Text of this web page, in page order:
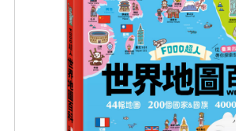
HOT
批發會員大招募，輕鬆實現財富自由!
老師您好!!幼教會員火熱招募中~
海外購物免煩惱！點我查看『海外購